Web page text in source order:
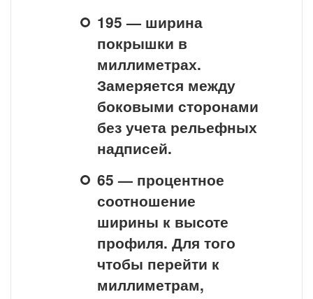
195 — ширина
покрышки в
миллиметрах.
Замеряется между
боковыми сторонами
без учета рельефных
надписей.
65 — процентное
соотношение
ширины к высоте
профиля. Для того
чтобы перейти к
миллиметрам,